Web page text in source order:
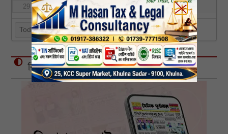
29
30 31
Today
বিজ্ঞাপন